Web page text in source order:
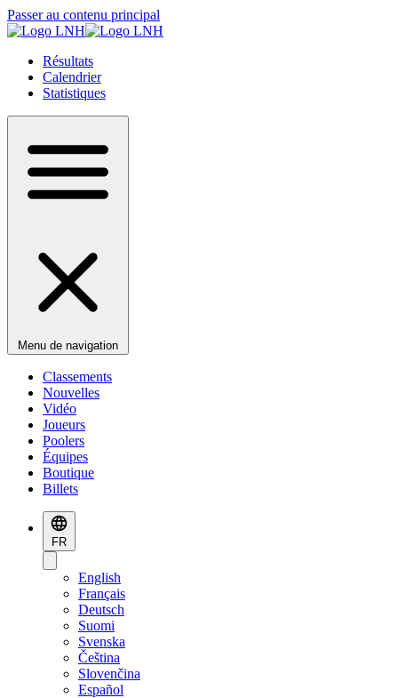
Passer au contenu principal
Résultats
Calendrier
Statistiques
Menu de navigation
Classements
Nouvelles
Vidéo
Joueurs
Poolers
Équipes
Boutique
Billets
FR
English
Français
Deutsch
Suomi
Svenska
Čeština
Slovenčina
Español